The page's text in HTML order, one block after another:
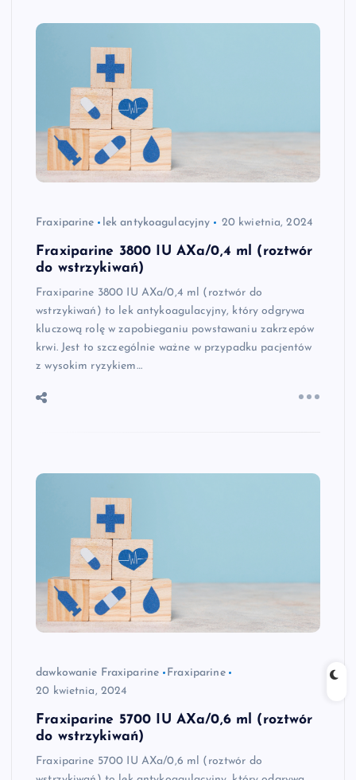
Fraxiparine lek antykoagulacyjny 20 kwietnia, 2024
Fraxiparine 3800 IU AXa/0,4 ml (roztwór
do wstrzykiwań)
Fraxiparine 3800 IU AXa/0,4 ml (roztwór do
wstrzykiwań) to lek antykoagulacyjny, który odgrywa
kluczową rolę w zapobieganiu powstawaniu zakrzepów
krwi. Jest to szczególnie ważne w przypadku pacjentów
z wysokim ryzykiem…
dawkowanie Fraxiparine
Fraxiparine
20 kwietnia, 2024
Fraxiparine 5700 IU AXa/0,6 ml (roztwór
do wstrzykiwań)
Fraxiparine 5700 IU AXa/0,6 ml (roztwór do